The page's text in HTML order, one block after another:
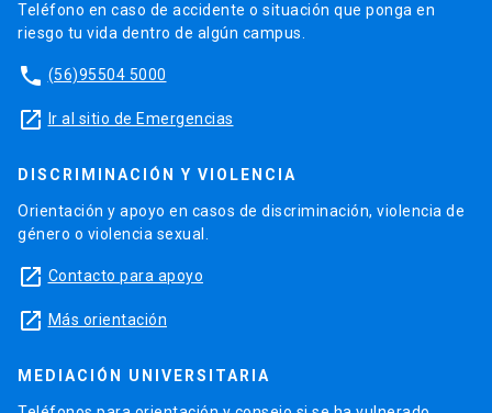
Teléfono en caso de accidente o situación que ponga en
riesgo tu vida dentro de algún campus.
phone (56)95504 5000
launch Ir al sitio de Emergencias
DISCRIMINACIÓN Y VIOLENCIA
Orientación y apoyo en casos de discriminación, violencia de
género o violencia sexual.
launch Contacto para apoyo
launch Más orientación
MEDIACIÓN UNIVERSITARIA